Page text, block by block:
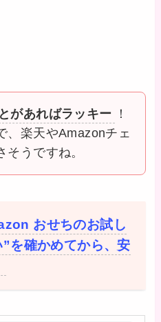
があればラッキー
！
、楽天やAmazonチェ
そうですね。
おせちのお試し
を確かめてから、安